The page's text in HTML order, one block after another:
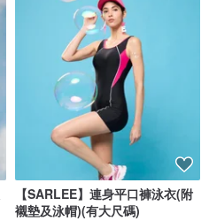
【SARLEE】連身平口褲泳衣(附
襯墊及泳帽)(有大尺碼)